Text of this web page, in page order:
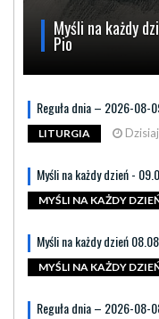
Myśli na każdy
Pio
Reguła dnia – 2026-08-
LITURGIA
Myśli na każdy dzień -
MYŚLI NA KAŻDY
Myśli na każdy dzień
MYŚLI NA KAŻDY
Reguła dnia – 2026-08-